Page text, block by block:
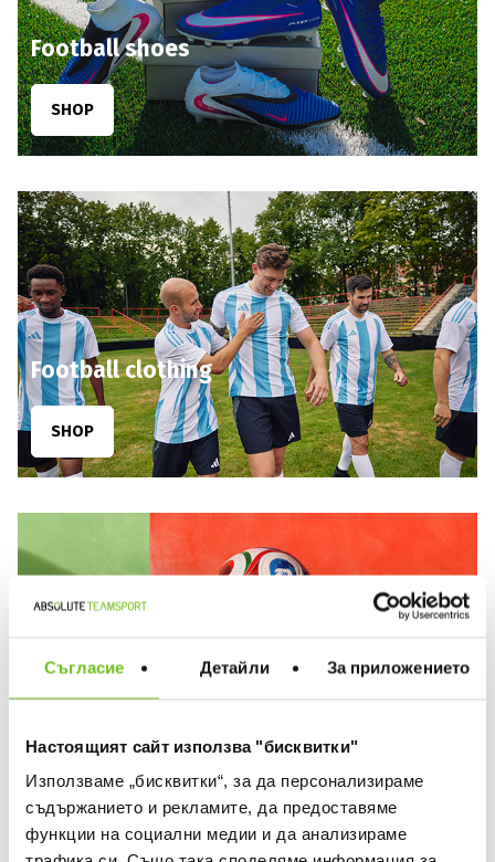
Съгласие Детайли За приложението
Настоящият сайт използва "бисквитки"
Използваме „бисквитки“, за да персонализираме
съдържанието и рекламите, да предоставяме
функции на социални медии и да анализираме
Football shoes
SHOP
Football clothing
SHOP
Football balls
SHOP